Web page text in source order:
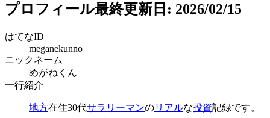
プロフィール最終更新日: 2026/02/15
はてなID
meganekunno
ニックネーム
めがねくん
一行紹介
地方在住30代サラリーマンのリアルな投資記録です。